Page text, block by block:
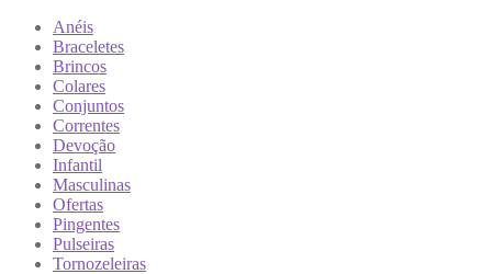
Anéis
Braceletes
Brincos
Colares
Conjuntos
Correntes
Devoção
Infantil
Masculinas
Ofertas
Pingentes
Pulseiras
Tornozeleiras